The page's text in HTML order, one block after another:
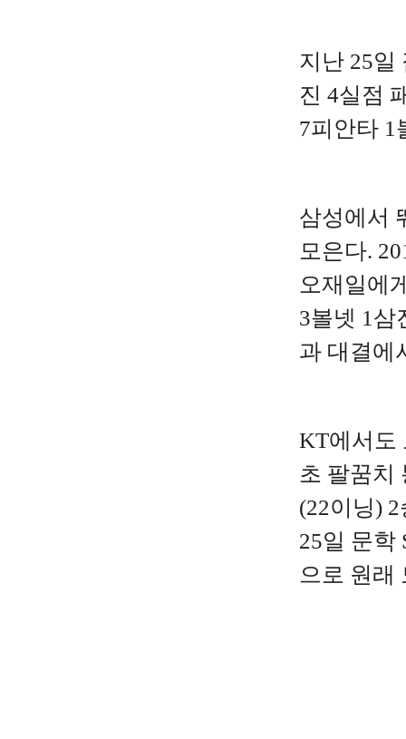
지난 25일
진 4실점
7피안타 1
삼성에서
모은다.
오재일에
3볼넷 1삼
과 대결에
KT에서도
초 팔꿈치
(22이닝)
25일 문학
으로 원래